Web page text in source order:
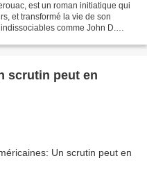
est un roman initiatique qui
et transformé la vie de son
comme John D.
scrutin peut en